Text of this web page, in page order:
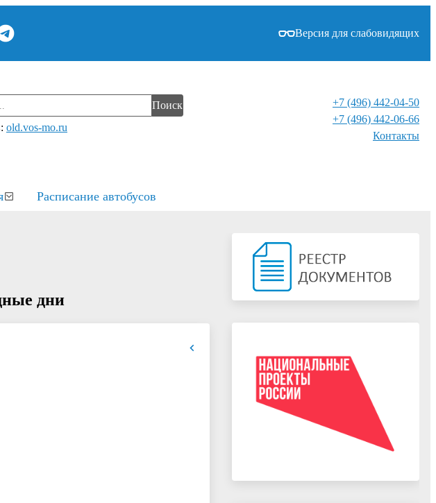
Версия для слабовидящих
Поиск
old.vos-mo.ru
+7 (496) 442-04-50
+7 (496) 442-06-66
Контакты⁠
Расписание автобусов
дни